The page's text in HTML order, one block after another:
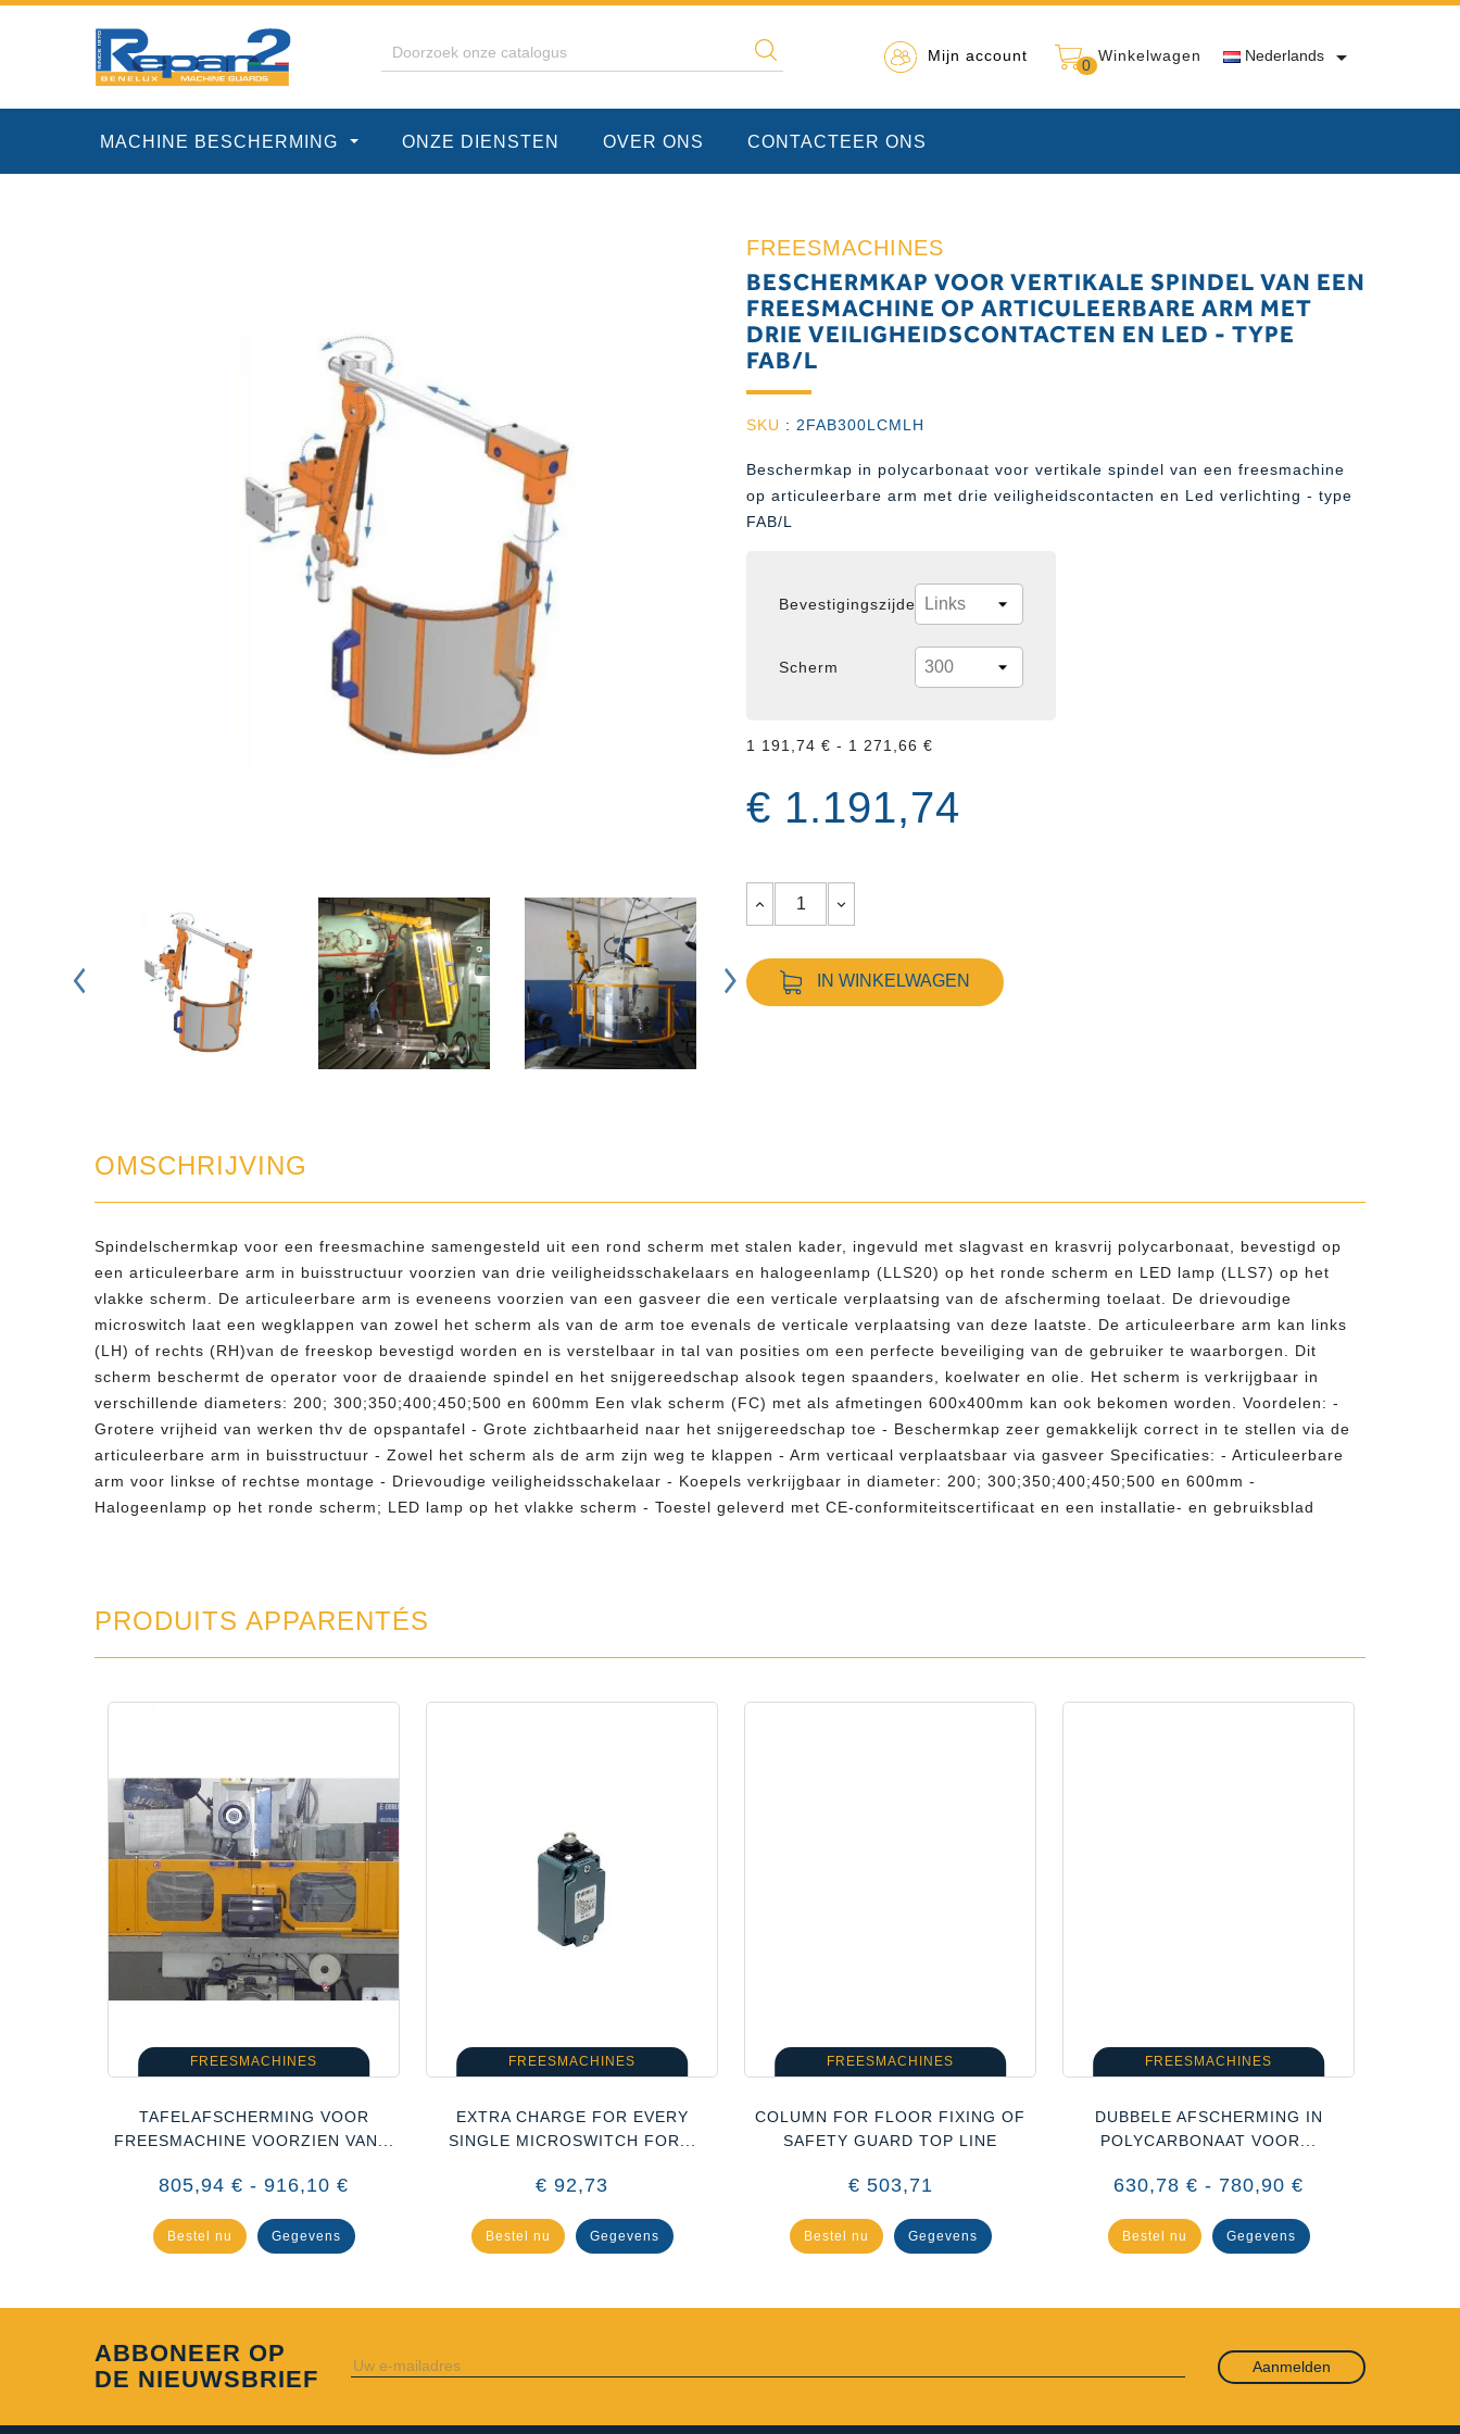
MACHINE BESCHERMING ONZE DIENSTEN OVER ONS CONTACTEER ONS
Mijn account
0
Winkelwagen Nederlands 
FREESMACHINES
BESCHERMKAP VOOR VERTIKALE SPINDEL VAN EEN
FREESMACHINE OP ARTICULEERBARE ARM MET
DRIE VEILIGHEIDSCONTACTEN EN LED - TYPE
FAB/L
SKU : 2FAB300LCMLH
Beschermkap in polycarbonaat voor vertikale spindel van een freesmachine
op articuleerbare arm met drie veiligheidscontacten en Led verlichting - type
FAB/L
Bevestigingszijde
Scherm
1 191,74 € - 1 271,66 €
€ 1.191,74
IN WINKELWAGEN
OMSCHRIJVING
Spindelschermkap voor een freesmachine samengesteld uit een rond scherm met stalen kader, ingevuld met slagvast en krasvrij polycarbonaat, bevestigd op
een articuleerbare arm in buisstructuur voorzien van drie veiligheidsschakelaars en halogeenlamp (LLS20) op het ronde scherm en LED lamp (LLS7) op het
vlakke scherm. De articuleerbare arm is eveneens voorzien van een gasveer die een verticale verplaatsing van de afscherming toelaat. De drievoudige
microswitch laat een wegklappen van zowel het scherm als van de arm toe evenals de verticale verplaatsing van deze laatste. De articuleerbare arm kan links
(LH) of rechts (RH)van de freeskop bevestigd worden en is verstelbaar in tal van posities om een perfecte beveiliging van de gebruiker te waarborgen. Dit
scherm beschermt de operator voor de draaiende spindel en het snijgereedschap alsook tegen spaanders, koelwater en olie. Het scherm is verkrijgbaar in
verschillende diameters: 200; 300;350;400;450;500 en 600mm Een vlak scherm (FC) met als afmetingen 600x400mm kan ook bekomen worden. Voordelen: -
Grotere vrijheid van werken thv de opspantafel - Grote zichtbaarheid naar het snijgereedschap toe - Beschermkap zeer gemakkelijk correct in te stellen via de
articuleerbare arm in buisstructuur - Zowel het scherm als de arm zijn weg te klappen - Arm verticaal verplaatsbaar via gasveer Specificaties: - Articuleerbare
arm voor linkse of rechtse montage - Drievoudige veiligheidsschakelaar - Koepels verkrijgbaar in diameter: 200; 300;350;400;450;500 en 600mm -
Halogeenlamp op het ronde scherm; LED lamp op het vlakke scherm - Toestel geleverd met CE-conformiteitscertificaat en een installatie- en gebruiksblad
PRODUITS APPARENTÉS
FREESMACHINES
TAFELAFSCHERMING VOOR
FREESMACHINE VOORZIEN VAN...
805,94 € - 916,10 €
Bestel nu Gegevens
FREESMACHINES
EXTRA CHARGE FOR EVERY
SINGLE MICROSWITCH FOR...
€ 92,73
Bestel nu Gegevens
FREESMACHINES
COLUMN FOR FLOOR FIXING OF
SAFETY GUARD TOP LINE
€ 503,71
Bestel nu Gegevens
FREESMACHINES
DUBBELE AFSCHERMING IN
POLYCARBONAAT VOOR...
630,78 € - 780,90 €
Bestel nu Gegevens
ABBONEER OP
DE NIEUWSBRIEF
Aanmelden